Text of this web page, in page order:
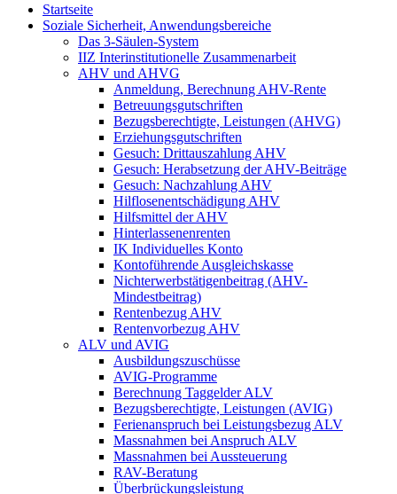
Startseite
Soziale Sicherheit, Anwendungsbereiche
Das 3-Säulen-System
IIZ Interinstitutionelle Zusammenarbeit
AHV und AHVG
Anmeldung, Berechnung AHV-Rente
Betreuungsgutschriften
Bezugsberechtigte, Leistungen (AHVG)
Erziehungsgutschriften
Gesuch: Drittauszahlung AHV
Gesuch: Herabsetzung der AHV-Beiträge
Gesuch: Nachzahlung AHV
Hilflosenentschädigung AHV
Hilfsmittel der AHV
Hinterlassenenrenten
IK Individuelles Konto
Kontoführende Ausgleichskasse
Nichterwerbstätigenbeitrag (AHV-
Mindestbeitrag)
Rentenbezug AHV
Rentenvorbezug AHV
ALV und AVIG
Ausbildungszuschüsse
AVIG-Programme
Berechnung Taggelder ALV
Bezugsberechtigte, Leistungen (AVIG)
Ferienanspruch bei Leistungsbezug ALV
Massnahmen bei Anspruch ALV
Massnahmen bei Aussteuerung
RAV-Beratung
Überbrückungsleistung